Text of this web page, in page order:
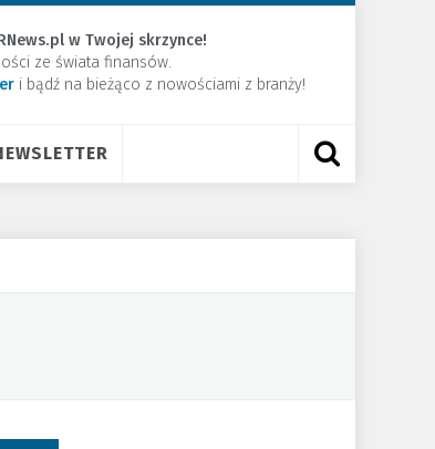
w Twojej skrzynce!
ze świata finansów.
​i bądź na bieżąco z nowościami z branży!